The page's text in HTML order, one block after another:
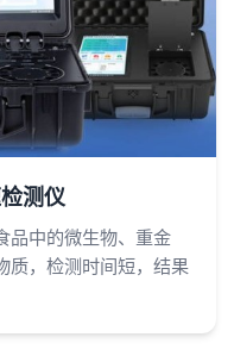
测仪
品中的微生物、重金
质，检测时间短，结果